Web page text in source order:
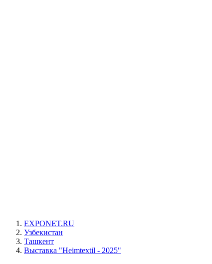
EXPONET.RU
Узбекистан
Ташкент
Выставка "Heimtextil - 2025"